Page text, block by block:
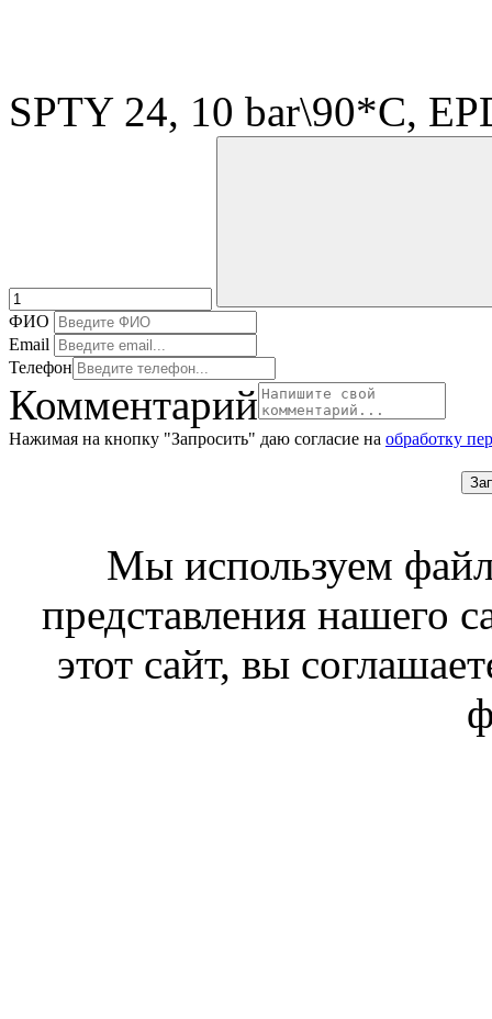
SPTY 24, 10 bar\90*C,
ФИО
Email
Телефон
Комментарий
Нажимая на кнопку "Запросить" даю согласие на обработку
Мы используем
представления нашего
этот сайт, вы